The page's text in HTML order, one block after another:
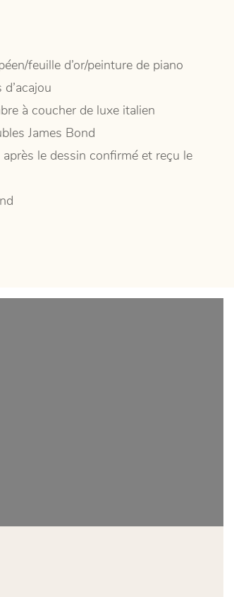
feuille d’or/peinture de piano
à coucher de luxe italien
James Bond
le dessin confirmé et reçu le